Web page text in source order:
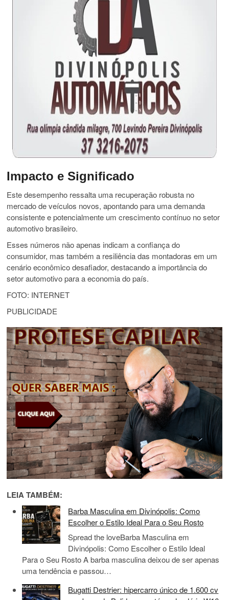
Impacto e Significado
Este desempenho ressalta uma recuperação robusta no
mercado de veículos novos, apontando para uma demanda
consistente e potencialmente um crescimento contínuo no setor
automotivo brasileiro.
Esses números não apenas indicam a confiança do
consumidor, mas também a resiliência das montadoras em um
cenário econômico desafiador, destacando a importância do
setor automotivo para a economia do país.
FOTO: INTERNET
PUBLICIDADE
LEIA TAMBÉM:
Barba Masculina em Divinópolis: Como
Escolher o Estilo Ideal Para o Seu Rosto
Spread the loveBarba Masculina em
Divinópolis: Como Escolher o Estilo Ideal
Para o Seu Rosto A barba masculina deixou de ser apenas
uma tendência e passou…
Bugatti Destrier: hipercarro único de 1.600 cv